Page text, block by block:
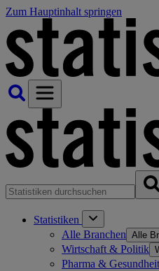
Zum Hauptinhalt springen
Statistiken
Alle Branchen Alle
Wirtschaft & Politik
Pharma & Gesundheit